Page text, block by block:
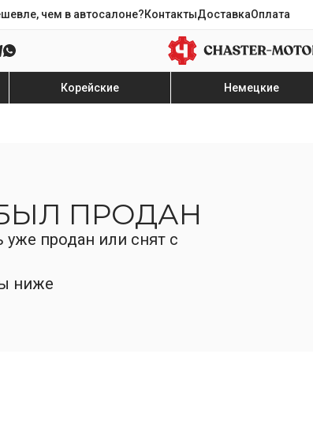
чем в автосалоне?КонтактыДоставкаОплата
Корейские Немецкие
ПРОДАН
продан или снят с
ниже